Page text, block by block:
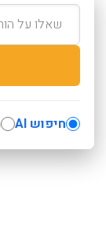
חיפוש AI